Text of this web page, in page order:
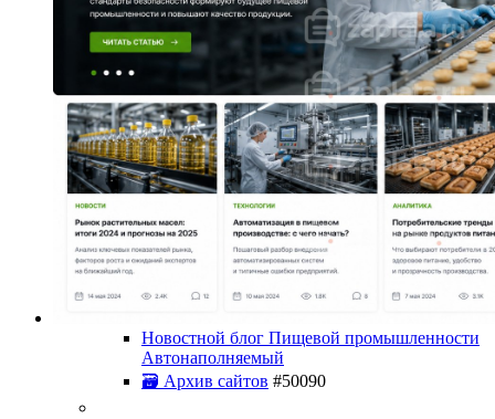
Новостной блог Пищевой промышленности
Автонаполняемый
🗃 Архив сайтов #50090